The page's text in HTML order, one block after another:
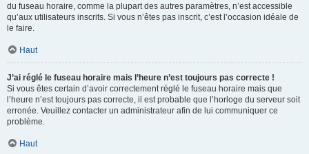
du fuseau horaire, comme la plupart des autres paramètres, n’est accessible
qu’aux utilisateurs inscrits. Si vous n’êtes pas inscrit, c’est l’occasion idéale de
le faire.
Haut
J’ai réglé le fuseau horaire mais l’heure n’est toujours pas correcte !
Si vous êtes certain d’avoir correctement réglé le fuseau horaire mais que
l’heure n’est toujours pas correcte, il est probable que l’horloge du serveur soit
erronée. Veuillez contacter un administrateur afin de lui communiquer ce
problème.
Haut